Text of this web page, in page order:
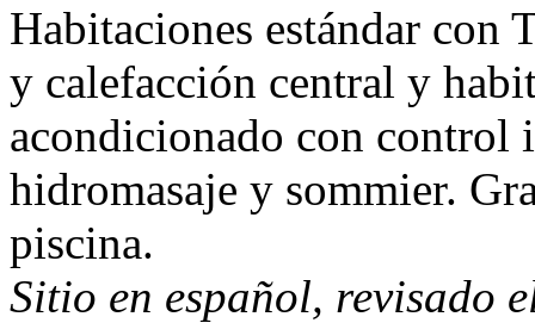
Habitaciones estándar con
y calefacción central y
acondicionado con control
hidromasaje y sommier.
piscina.
Sitio en español, revisado